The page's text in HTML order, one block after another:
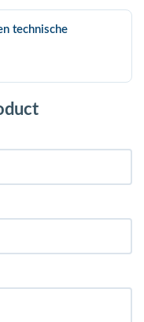
technische